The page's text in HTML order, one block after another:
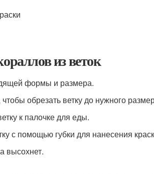
из веток
формы и размера.
обрезать ветку до нужного
к палочке для еды.
с помощью губки для нанесения
высохнет.